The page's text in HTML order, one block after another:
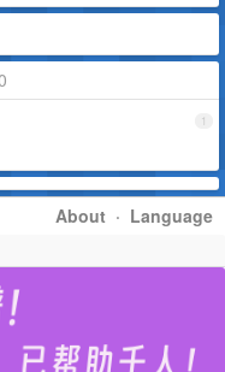
1
About · Language